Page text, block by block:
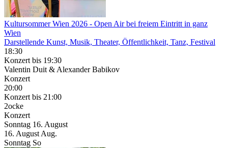
Kultursommer Wien 2026 - Open Air bei freiem Eintritt in ganz
Wien
Darstellende Kunst, Musik, Theater, Öffentlichkeit, Tanz, Festival
18:30
Konzert bis 19:30
Valentin Duit & Alexander Babikov
Konzert
20:00
Konzert bis 21:00
2ocke
Konzert
Sonntag 16. August
16. August Aug.
Sonntag So